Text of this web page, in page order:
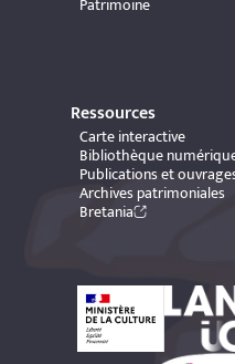
Patrimoine
Ressources
Carte interactive
Bibliothèque
Publications et
Archives patrimoniales
Bretania